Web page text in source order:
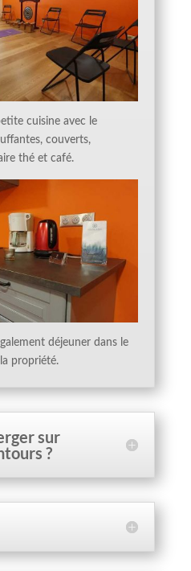
cuisine avec le
couverts,
thé et café.
déjeuner dans le
propriété.
sur
?